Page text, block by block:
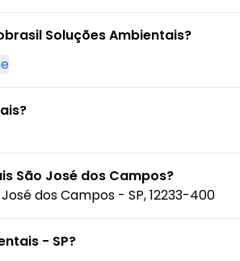
Soluções Ambientais?
São José dos Campos?
dos Campos - SP, 12233-400
- SP?